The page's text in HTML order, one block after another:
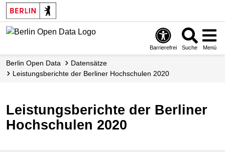
Skip
to
main
Barrierefrei Suche Menü
Berlin Open Data
Datensätze
Leistungsberichte der Berliner Hochschulen 2020
Leistungsberichte der Berliner
Hochschulen 2020